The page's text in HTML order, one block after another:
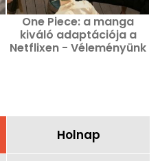
One Piece: a manga
kiváló adaptációja a
Netflixen - Véleményünk
Holnap